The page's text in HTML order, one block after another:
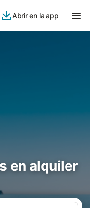
Abrir en la app
en alquiler